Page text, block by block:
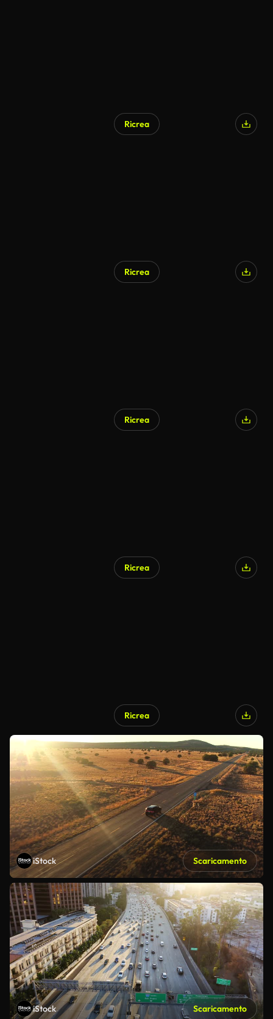
Ricrea
Ricrea
Ricrea
Ricrea
Ricrea
iStock Scaricamento
iStock Scaricamento